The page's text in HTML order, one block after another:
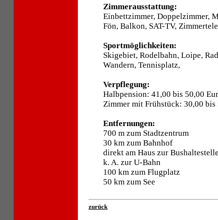
Zimmerausstattung:
Einbettzimmer, Doppelzimmer,
Fön, Balkon, SAT-TV,
Sportmöglichkeiten:
Skigebiet, Rodelbahn, Loipe,
Wandern, Tennisplatz,
Verpflegung:
Halbpension: 41,00 bis 50,00
Zimmer mit Frühstück: 30,00 bis
Entfernungen:
700 m zum Stadtzentrum
30 km zum Bahnhof
direkt am Haus zur
k. A. zur U-Bahn
100 km zum Flugplatz
50 km zum See
zurück